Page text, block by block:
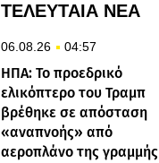
ΤΕΛΕΥΤΑΙΑ ΝΕΑ
06.08.26 04:57
ΗΠΑ: Το προεδρικό
ελικόπτερο του Τραμπ
βρέθηκε σε απόσταση
«αναπνοής» από
αεροπλάνο της γραμμής